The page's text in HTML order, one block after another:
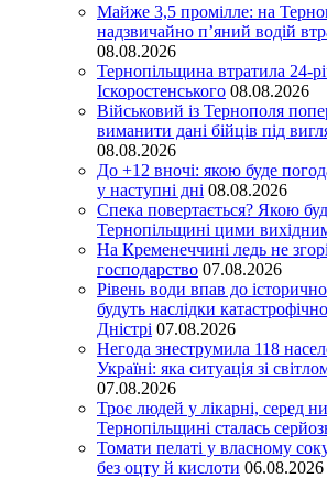
Майже 3,5 промілле: на
надзвичайно п’яний водій
08.08.2026
Тернопільщина втратила 24-
Іскоростенського 08.08.2026
Військовий із Тернополя
виманити дані бійців під
08.08.2026
До +12 вночі: якою буде
у наступні дні 08.08.2026
Спека повертається? Якою
Тернопільщині цими
На Кременеччині ледь не
господарство 07.08.2026
Рівень води впав до
будуть наслідки
Дністрі 07.08.2026
Негода знеструмила 118
Україні: яка ситуація зі
07.08.2026
Троє людей у лікарні, серед
Тернопільщині сталась
Томати пелаті у власному
без оцту й кислоти 06.08.2026